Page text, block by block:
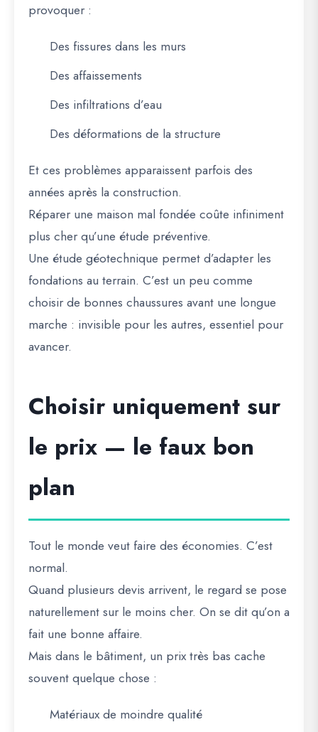
provoquer :
Des fissures dans les murs
Des affaissements
Des infiltrations d’eau
Des déformations de la structure
Et ces problèmes apparaissent parfois des
années après la construction.
Réparer une maison mal fondée coûte infiniment
plus cher qu’une étude préventive.
Une étude géotechnique permet d’adapter les
fondations au terrain. C’est un peu comme
choisir de bonnes chaussures avant une longue
marche : invisible pour les autres, essentiel pour
avancer.
Choisir uniquement sur
le prix — le faux bon
plan
Tout le monde veut faire des économies. C’est
normal.
Quand plusieurs devis arrivent, le regard se pose
naturellement sur le moins cher. On se dit qu’on a
fait une bonne affaire.
Mais dans le bâtiment, un prix très bas cache
souvent quelque chose :
Matériaux de moindre qualité